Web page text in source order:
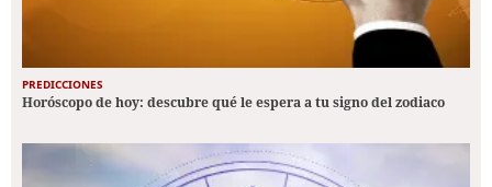
PREDICCIONES
Horóscopo de hoy: descubre qué le espera a tu signo del zodiaco